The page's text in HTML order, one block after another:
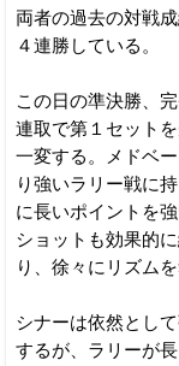
両者の過去の対戦
４連勝している。
この日の準決勝、
連取で第１セット
一変する。メドベ
り強いラリー戦に
に長いポイントを
ショットも効果的
り、徐々にリズムを
シナーは依然とし
するが、ラリーが